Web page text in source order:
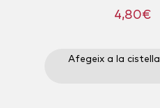
4,80€
Afegeix a la cistella